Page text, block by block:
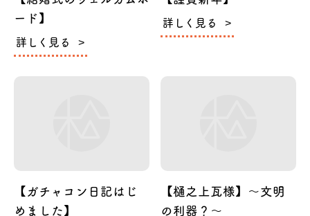
ード】
詳しく見る
詳しく見る
【ガチャコン日記はじ
めました】
【樋之上瓦様】～文明
の利器？～